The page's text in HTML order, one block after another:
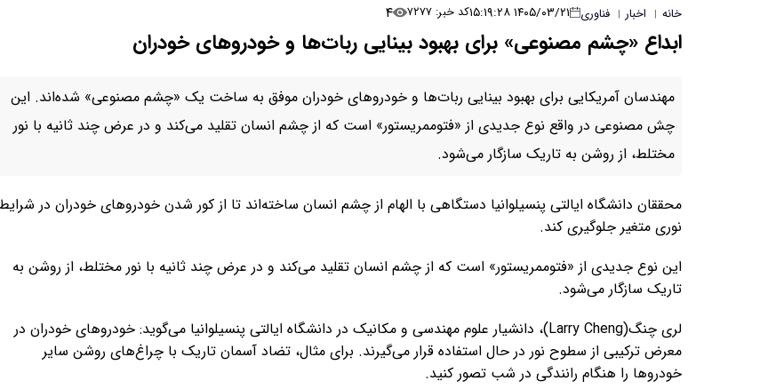
خانه | اخبار | فناوری ۱۴۰۵/۰۳/۲۱ ۱۵:۱۹:۲۸ کد خبر: ۷۲۷۷ ۴
ابداع «چشم مصنوعی» برای بهبود بینایی ربات‌ها و خودروهای خودران
مهندسان آمریکایی برای بهبود بینایی ربات‌ها و خودروهای خودران موفق به ساخت یک «چشم مصنوعی» شده‌اند. این
چش مصنوعی در واقع نوع جدیدی از «فتوممریستور» است که از چشم انسان تقلید می‌کند و در عرض چند ثانیه با نور
مختلط، از روشن به تاریک سازگار می‌شود.
محققان دانشگاه ایالتی پنسیلوانیا دستگاهی با الهام از چشم انسان ساخته‌اند تا از کور شدن خودروهای خودران در
نوری متغیر جلوگیری کند.
این نوع جدیدی از «فتوممریستور» است که از چشم انسان تقلید می‌کند و در عرض چند ثانیه با نور مختلط، از روشن به
تاریک سازگار می‌شود.
لری چنگ(Larry Cheng)، دانشیار علوم مهندسی و مکانیک در دانشگاه ایالتی پنسیلوانیا می‌گوید: خودروهای خودران در
معرض ترکیبی از سطوح نور در حال استفاده قرار می‌گیرند. برای مثال، تضاد آسمان تاریک با چراغ‌های روشن سایر
خودروها را هنگام رانندگی در شب تصور کنید.